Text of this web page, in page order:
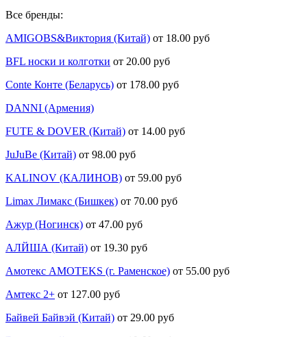
Все бренды:
AMIGOBS&Виктория (Китай) от 18.00 руб
BFL носки и колготки от 20.00 руб
Conte Конте (Беларусь) от 178.00 руб
DANNI (Армения)
FUTE & DOVER (Китай) от 14.00 руб
JuJuBe (Китай) от 98.00 руб
KALINOV (КАЛИНОВ) от 59.00 руб
Limax Лимакс (Бишкек) от 70.00 руб
Ажур (Ногинск) от 47.00 руб
АЛЙША (Китай) от 19.30 руб
Амотекс AMOTEKS (г. Раменское) от 55.00 руб
Амтекс 2+ от 127.00 руб
Байвей Байвэй (Китай) от 29.00 руб